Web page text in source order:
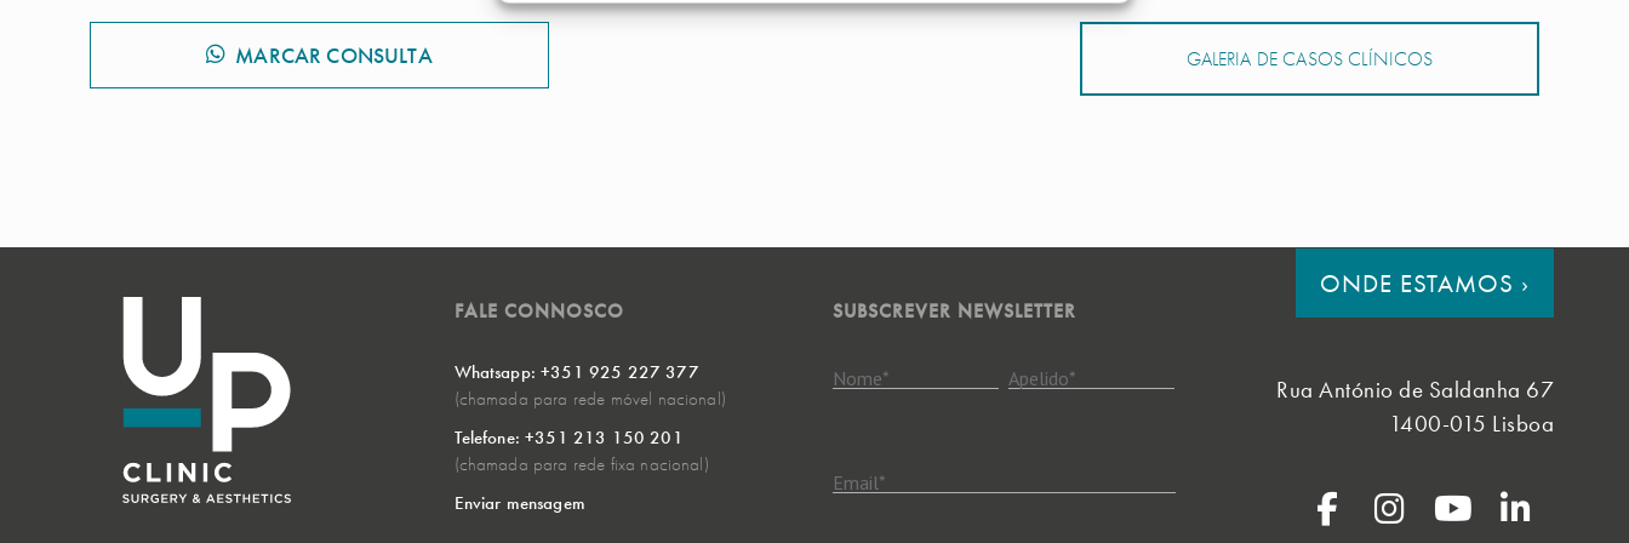
MARCAR CONSULTA GALERIA DE CASOS CLÍNICOS
FALE CONNOSCO
Whatsapp: +351 925 227 377
(chamada para rede móvel nacional)
Telefone: +351 213 150 201
(chamada para rede fixa nacional)
Enviar mensagem
SUBSCREVER NEWSLETTER
Nome* Apelido*
Email*
ONDE ESTAMOS ›
Rua António de Saldanha 67
1400-015 Lisboa